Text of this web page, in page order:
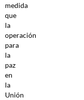
medida
que
la
operación
para
la
paz
en
la
Unión